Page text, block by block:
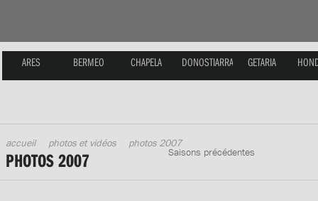
ARES BERMEO CHAPELA DONOSTIARRA GETARIA
accueil photos et vidéos photos 2007
PHOTOS 2007 Saisons précédentes